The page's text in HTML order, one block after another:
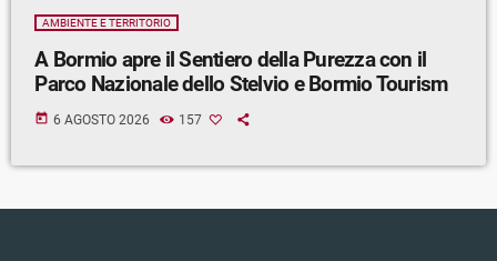
AMBIENTE E TERRITORIO
A Bormio apre il Sentiero della Purezza con il
Parco Nazionale dello Stelvio e Bormio Tourism
today 6 AGOSTO 2026 157